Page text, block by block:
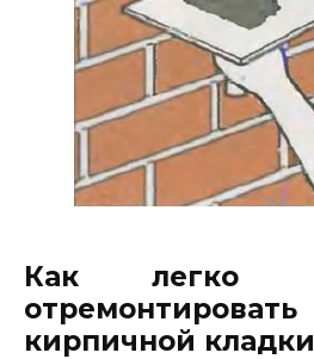
Как легко
кирпичной кладки